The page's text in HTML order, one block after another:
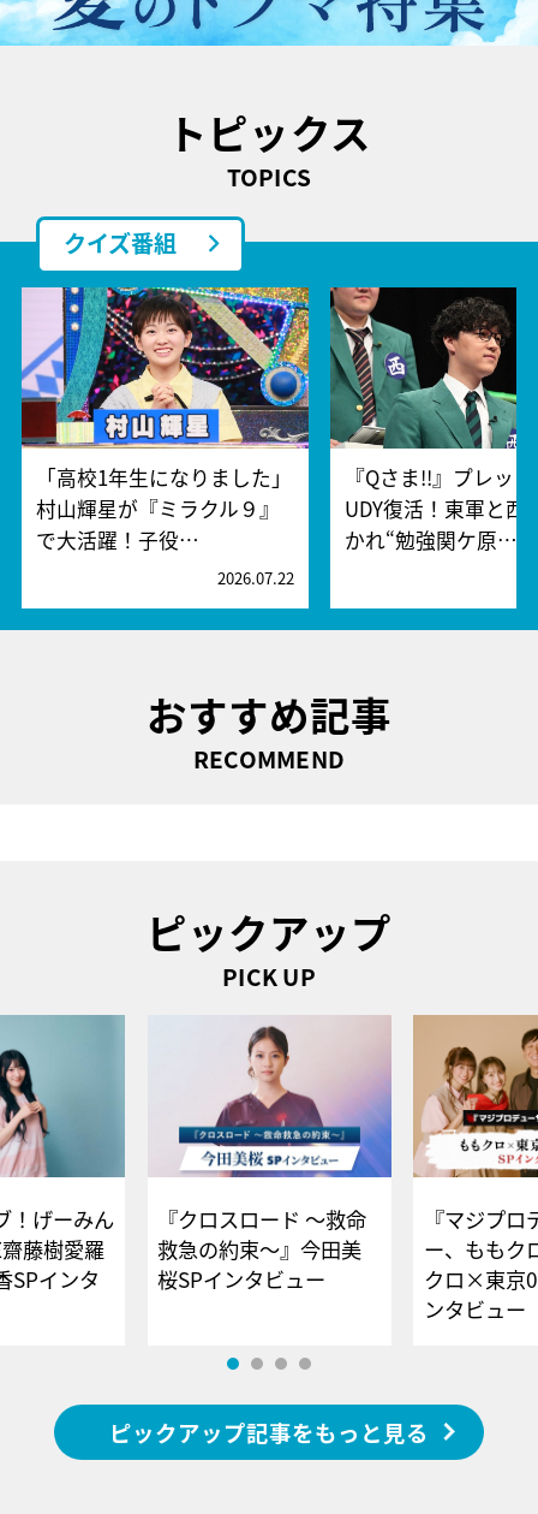
トピックス
TOPICS
クイズ番組
「高校1年生になりました」
村山輝星が『ミラクル９』
で大活躍！子役…
2026.07.22
『Qさま!!』プレッ
UDY復活！東軍と西
かれ“勉強関ケ原…
おすすめ記事
RECOMMEND
ピックアップ
PICK UP
！げーみん
藤樹愛羅
SPインタ
『クロスロード ～救命
救急の約束～』今田美
桜SPインタビュー
『マジプロ
ー、ももク
クロ×東京
ンタビュー
ピックアップ記事をもっと見る